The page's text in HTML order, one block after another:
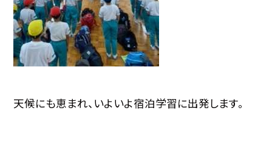
天候にも恵まれ、いよいよ宿泊学習に出発します。